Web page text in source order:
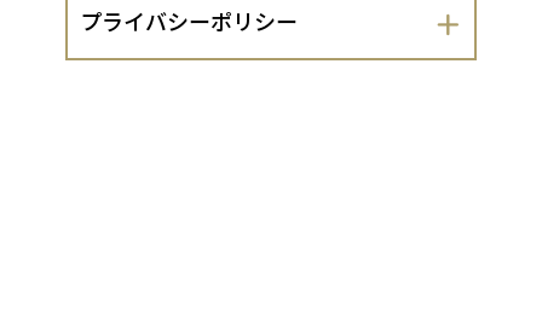
プライバシーポリシー